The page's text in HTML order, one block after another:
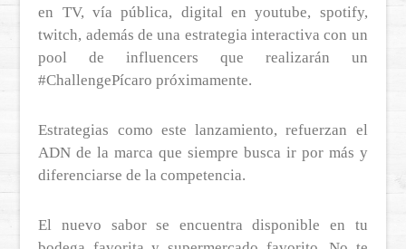
en TV, vía pública, digital en youtube, spotify,
twitch, además de una estrategia interactiva con un
pool de influencers que realizarán un
#ChallengePícaro próximamente.
Estrategias como este lanzamiento, refuerzan el
ADN de la marca que siempre busca ir por más y
diferenciarse de la competencia.
El nuevo sabor se encuentra disponible en tu